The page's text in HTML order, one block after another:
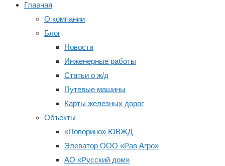
Главная
О компании
Блог
Новости
Инженерные работы
Статьи о ж/д
Путевые машины
Карты железных дорог
Объекты
«Поворино» ЮВЖД
Элеватор ООО «Рав Агро»
АО «Русский дом»